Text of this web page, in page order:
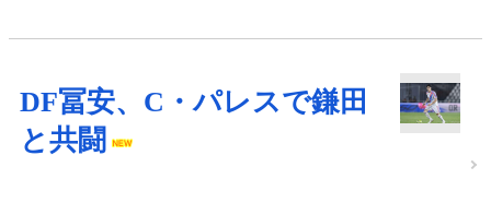
DF冨安、C・パレスで鎌田
と共闘